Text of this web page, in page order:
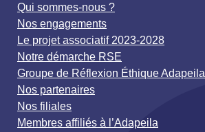
Qui sommes-nous ?
Nos engagements
Le projet associatif 2023-2028
Notre démarche RSE
Groupe de Réflexion Éthique Adapeila
Nos partenaires
Nos filiales
Membres affiliés à l’Adapeila